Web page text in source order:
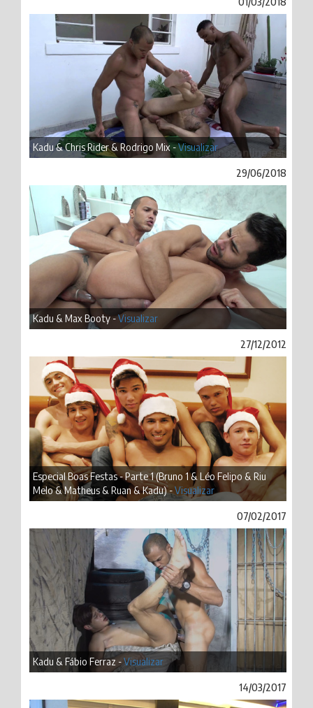
Kadu & Chris Rider & Rodrigo Mix -Visualizar
29/06/2018
Kadu & Max Booty -Visualizar
27/12/2012
Especial Boas Festas - Parte 1 (Bruno 1 & Léo Felipo & Riu
Melo & Matheus & Ruan & Kadu) -Visualizar
07/02/2017
Kadu & Fábio Ferraz -Visualizar
14/03/2017